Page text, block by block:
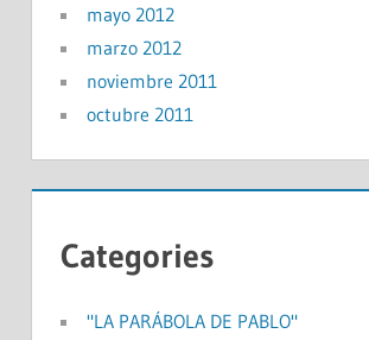
mayo 2012
marzo 2012
noviembre 2011
octubre 2011
Categories
"LA PARÁBOLA DE PABLO"